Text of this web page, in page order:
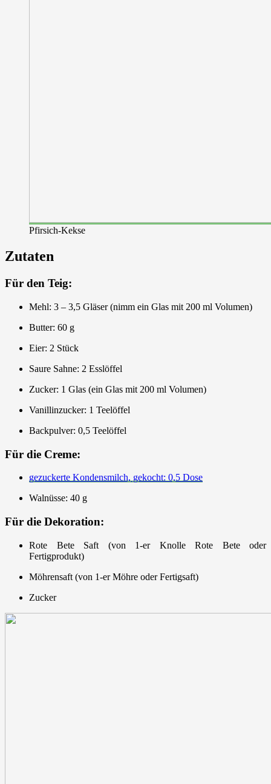
Pfirsich-Kekse
Zutaten
Für den Teig:
Mehl: 3 – 3,5 Gläser (nimm ein Glas mit 200 ml Volumen)
Butter: 60 g
Eier: 2 Stück
Saure Sahne: 2 Esslöffel
Zucker: 1 Glas (ein Glas mit 200 ml Volumen)
Vanillinzucker: 1 Teelöffel
Backpulver: 0,5 Teelöffel
Für die Creme:
gezuckerte Kondensmilch, gekocht: 0,5 Dose
Walnüsse: 40 g
Für die Dekoration:
Rote Bete Saft (von 1-er Knolle Rote Bete oder
Fertigprodukt)
Möhrensaft (von 1-er Möhre oder Fertigsaft)
Zucker